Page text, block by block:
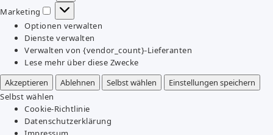
Marketing
Marketing
Optionen verwalten
Dienste verwalten
Verwalten von {vendor_count}-Lieferanten
Lese mehr über diese Zwecke
Akzeptieren
Ablehnen Selbst wählen
Einstellungen speichern
Selbst wählen
Cookie-Richtlinie
Datenschutzerklärung